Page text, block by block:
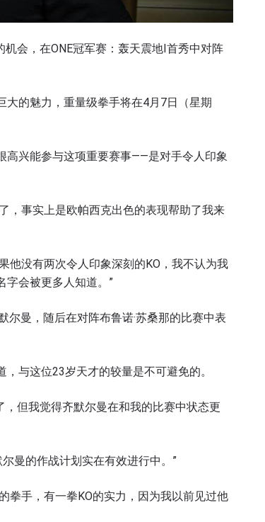
机会，在ONE冠军赛：轰天震地I首秀中对阵
的魅力，重量级拳手将在4月7日（星期
高兴能参与这项重要赛事——是对手令人印象
，事实上是欧帕西克出色的表现帮助了我来
他没有两次令人印象深刻的KO，我不认为我
字会被更多人知道。”
尔曼，随后在对阵布鲁诺·苏桑那的比赛中表
与这位23岁天才的较量是不可避免的。
但我觉得齐默尔曼在和我的比赛中状态更
曼的作战计划实在有效进行中。”
拳手，有一拳KO的实力，因为我以前见过他